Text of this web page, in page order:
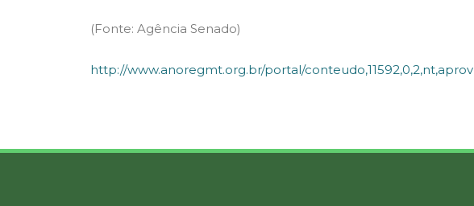
(Fonte: Agência Senado)
http://www.anoregmt.org.br/portal/